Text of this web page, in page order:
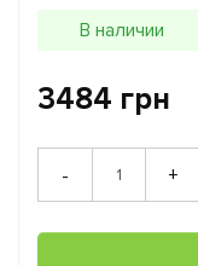
В наличии
3484 грн
- +